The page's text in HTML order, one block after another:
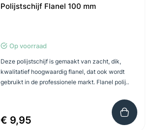
Polijstschijf Flanel 100 mm
Op voorraad
Deze polijstschijf is gemaakt van zacht, dik,
kwalitatief hoogwaardig flanel, dat ook wordt
gebruikt in de professionele markt. Flanel polij..
€ 9,95